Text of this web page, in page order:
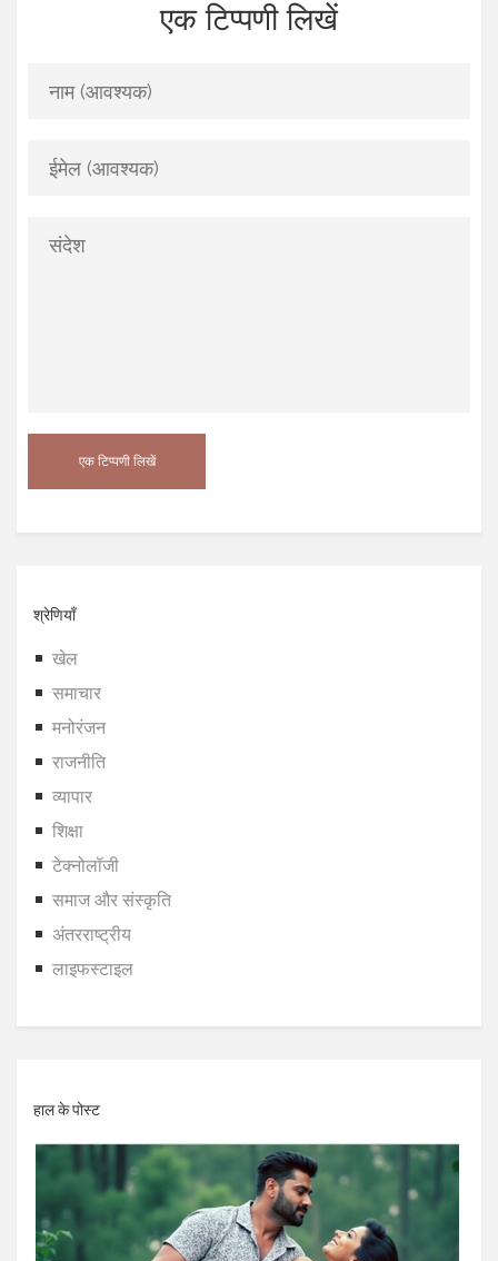
एक टिप्पणी लिखें
श्रेणियाँ
खेल
समाचार
मनोरंजन
राजनीति
व्यापार
शिक्षा
टेक्नोलॉजी
समाज और संस्कृति
अंतरराष्ट्रीय
लाइफस्टाइल
हाल के पोस्ट